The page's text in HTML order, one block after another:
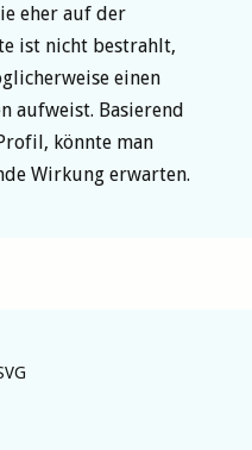
eher auf der
ist nicht bestrahlt,
einen
aufweist. Basierend
könnte man
Wirkung erwarten.